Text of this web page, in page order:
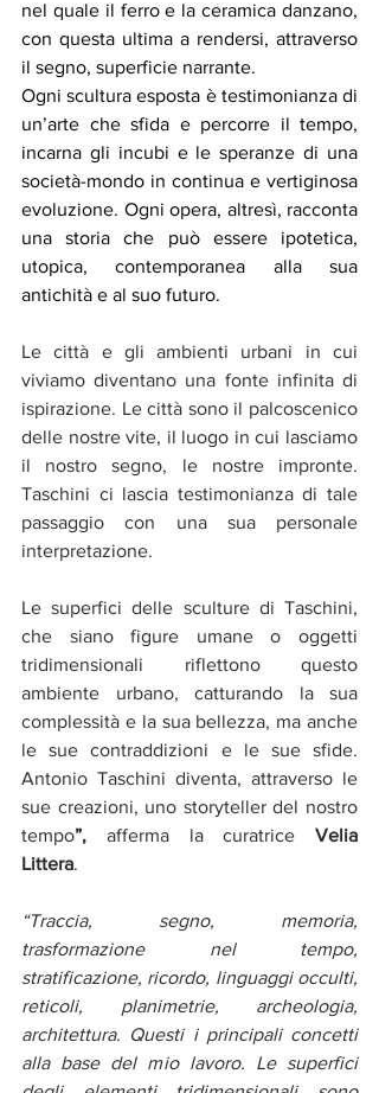
nel quale il ferro e la ceramica danzano,
con questa ultima a rendersi, attraverso
il segno, superficie narrante.
Ogni scultura esposta è testimonianza di
un’arte che sfida e percorre il tempo,
incarna gli incubi e le speranze di una
società-mondo in continua e vertiginosa
evoluzione. Ogni opera, altresì, racconta
una storia che può essere ipotetica,
utopica, contemporanea alla sua
antichità e al suo futuro.
Le città e gli ambienti urbani in cui
viviamo diventano una fonte infinita di
ispirazione. Le città sono il palcoscenico
delle nostre vite, il luogo in cui lasciamo
il nostro segno, le nostre impronte.
Taschini ci lascia testimonianza di tale
passaggio con una sua personale
interpretazione.
Le superfici delle sculture di Taschini,
che siano figure umane o oggetti
tridimensionali riflettono questo
ambiente urbano, catturando la sua
complessità e la sua bellezza, ma anche
le sue contraddizioni e le sue sfide.
Antonio Taschini diventa, attraverso le
sue creazioni, uno storyteller del nostro
tempo”, afferma la curatrice Velia
Littera.
“Traccia, segno, memoria,
trasformazione nel tempo,
stratificazione, ricordo, linguaggi occulti,
reticoli, planimetrie, archeologia,
architettura. Questi i principali concetti
alla base del mio lavoro. Le superfici